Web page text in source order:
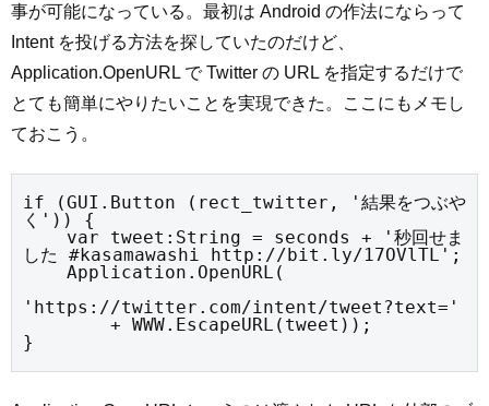
事が可能になっている。最初は Android の作法にならって
Intent を投げる方法を探していたのだけど、
Application.OpenURL で Twitter の URL を指定するだけで
とても簡単にやりたいことを実現できた。ここにもメモし
ておこう。
if (GUI.Button (rect_twitter, '結果をつぶや
く')) {
した #kasamawashi http://bit.ly/17OVlTL';
'https://twitter.com/intent/tweet?text='
}